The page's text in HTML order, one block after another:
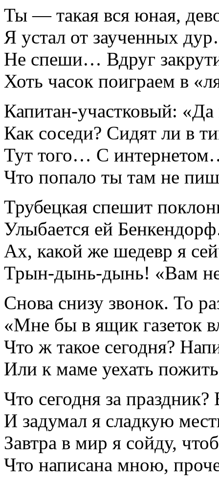
Ты — такая вся юная,
Я устал от заученных
Не спеши… Вдруг
Хоть часок поиграем в
Капитан-участковый:
Как соседи? Сидят ли в
Тут того… С
Что попало ты там не
Трубецкая спешит
Улыбается ей
Ах, какой же шедевр я
Трын-дынь-дынь! «Вам
Снова снизу звонок. То
«Мне бы в ящик газеток
Что ж такое сегодня?
Или к маме уехать
Что сегодня за
И задумал я сладкую
Завтра в мир я сойду,
Что написана мною,